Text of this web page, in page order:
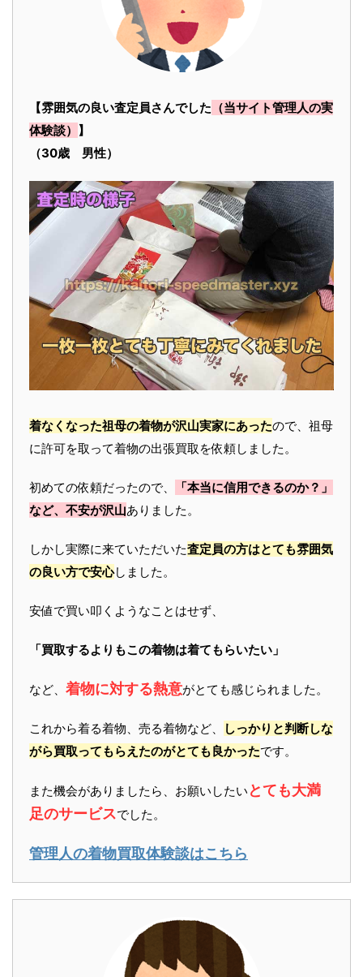
【雰囲気の良い査定員さんでした （当サイト管理人の実
体験談） 】
（30歳 男性）
着なくなった祖母の着物が沢山実家にあったので、祖母
に許可を取って着物の出張買取を依頼しました。
初めての依頼だったので、
「本当に信用できるのか？」
など、不安が沢山ありました。
しかし実際に来ていただいた査定員の方はとても雰囲気
の良い方で安心しました。
安値で買い叩くようなことはせず、
「買取するよりもこの着物は着てもらいたい」
など、 着物に対する熱意がとても感じられました。
これから着る着物、売る着物など、
しっかりと判断しな
がら買取ってもらえたのがとても良かったです。
また機会がありましたら、お願いしたい とても大満
足のサービスでした。
管理人の着物買取体験談はこちら